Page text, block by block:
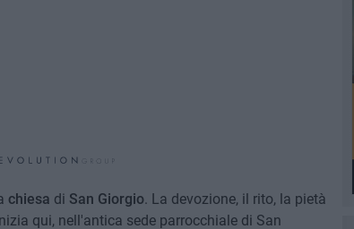
chiesa di San Giorgio. La devozione, il rito, la pietà
qui, nell'antica sede parrocchiale di San